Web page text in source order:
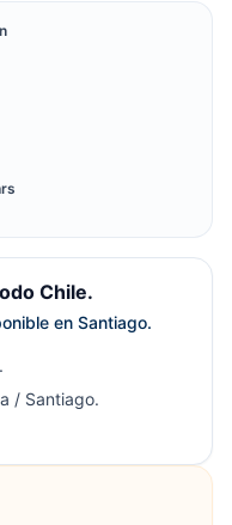
Chile.
en Santiago.
/ Santiago.